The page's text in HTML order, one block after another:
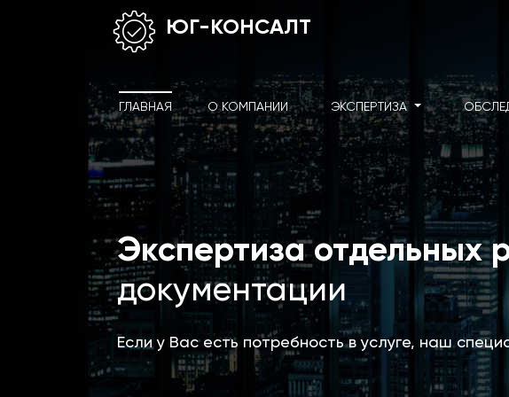
ЮГ-КОНСАЛТ
ГЛАВНАЯ О КОМПАНИИ ЭКСПЕРТИЗА
Экспертиза отдельных
документации
Если у Вас есть потребность в услуге, наш